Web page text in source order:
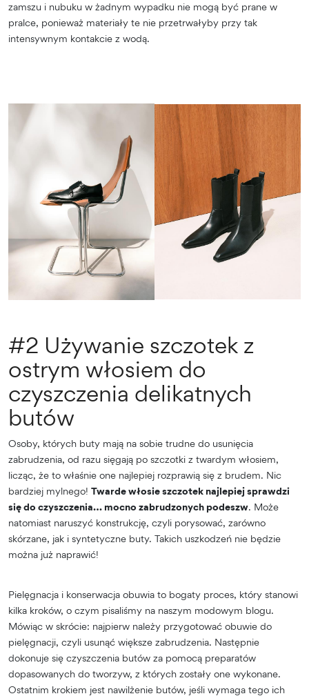
zamszu i nubuku w żadnym wypadku nie mogą być prane w
pralce, ponieważ materiały te nie przetrwałyby przy tak
intensywnym kontakcie z wodą.
#2 Używanie szczotek z
ostrym włosiem do
czyszczenia delikatnych
butów
Osoby, których buty mają na sobie trudne do usunięcia
zabrudzenia, od razu sięgają po szczotki z twardym włosiem,
licząc, że to właśnie one najlepiej rozprawią się z brudem. Nic
bardziej mylnego! Twarde włosie szczotek najlepiej sprawdzi
się do czyszczenia… mocno zabrudzonych podeszw. Może
natomiast naruszyć konstrukcję, czyli porysować, zarówno
skórzane, jak i syntetyczne buty. Takich uszkodzeń nie będzie
można już naprawić!
Pielęgnacja i konserwacja obuwia to bogaty proces, który stanowi
kilka kroków, o czym pisaliśmy na naszym modowym blogu.
Mówiąc w skrócie: najpierw należy przygotować obuwie do
pielęgnacji, czyli usunąć większe zabrudzenia. Następnie
dokonuje się czyszczenia butów za pomocą preparatów
dopasowanych do tworzyw, z których zostały one wykonane.
Ostatnim krokiem jest nawilżenie butów, jeśli wymaga tego ich